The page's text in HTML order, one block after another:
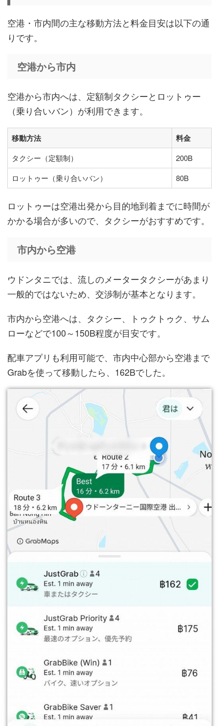
空港・市内間の主な移動方法と料金目安は以下の通
りです。
空港から市内
空港から市内へは、定額制タクシーとロットゥー
（乗り合いバン）が利用できます。
移動方法 料金
タクシー（定額制）
200B
ロットゥー（乗り合いバン）
80B
ロットゥーは空港出発から目的地到着までに時間が
かかる場合が多いので、タクシーがおすすめです。
市内から空港
ウドンタニでは、流しのメータータクシーがあまり
一般的ではないため、交渉制が基本となります。
市内から空港へは、タクシー、トゥクトゥク、サム
ローなどで100～150B程度が目安です。
配車アプリも利用可能で、市内中心部から空港まで
Grabを使って移動したら、162Bでした。